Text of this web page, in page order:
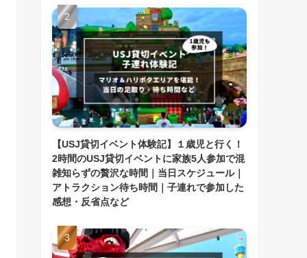
【USJ貸切イベント体験記】１歳児と行く！
2時間のUSJ貸切イベントに家族5人参加で混
雑知らずの贅沢な時間｜当日スケジュール｜
アトラクション待ち時間｜子連れで参加した
感想・反省点など